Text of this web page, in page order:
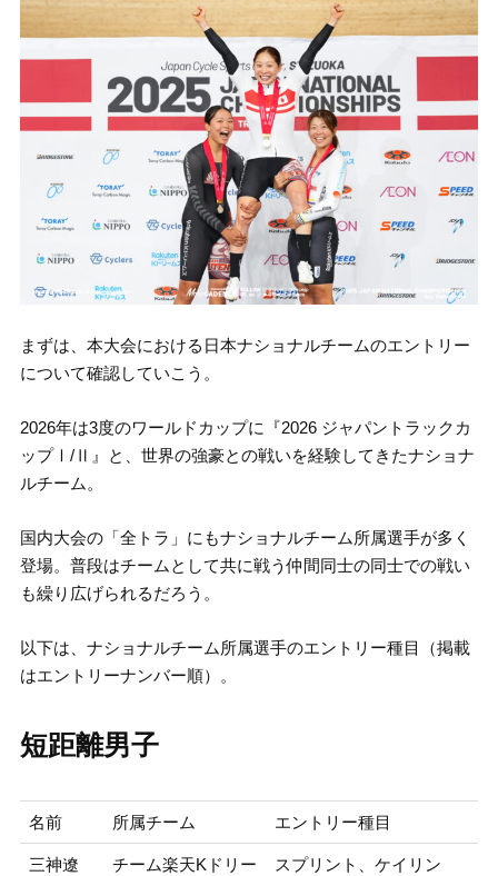
まずは、本大会における日本ナショナルチームのエントリー
について確認していこう。
2026年は3度のワールドカップに『2026 ジャパントラックカ
ップⅠ/Ⅱ』と、世界の強豪との戦いを経験してきたナショナ
ルチーム。
国内大会の「全トラ」にもナショナルチーム所属選手が多く
登場。普段はチームとして共に戦う仲間同士の同士での戦い
も繰り広げられるだろう。
以下は、ナショナルチーム所属選手のエントリー種目（掲載
はエントリーナンバー順）。
短距離男子
名前 所属チーム エントリー種目
三神遼
チーム楽天Kドリー
スプリント、ケイリン